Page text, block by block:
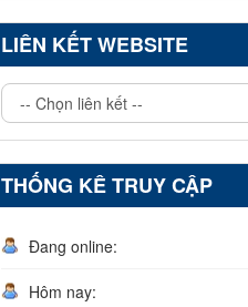
LIÊN KẾT WEBSITE
THỐNG KÊ TRUY CẬP
Đang online:
Hôm nay: